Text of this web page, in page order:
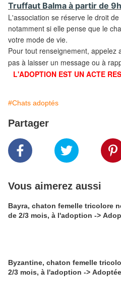
Truffaut Balma à partir de
L'association se réserve le droit
notamment si elle pense que le
votre mode de vie.
Pour tout renseignement, appelez
pas à laisser un message ou à
L'ADOPTION EST UN ACTE
#Chats adoptés
Partager
Vous aimerez aussi
Bayra, chaton femelle tricolore
de 2/3 mois, à l'adoption ->
Byzantine, chaton femelle
2/3 mois, à l'adoption -> Adoptée